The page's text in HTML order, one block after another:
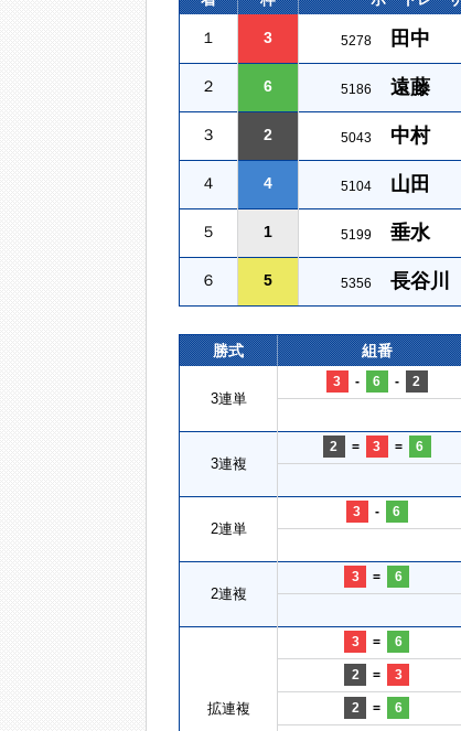
１ 3 5278 田中
２ 6 5186 遠藤
３ 2 5043 中村
４ 4 5104 山
５ 1 5199 垂
６ 5 5356 長谷
勝式 組番
3連単
3 - 6 - 2
3連複
2 = 3 = 6
2連単
3 - 6
2連複
3 = 6
拡連複
3 = 6
2 = 3
2 = 6